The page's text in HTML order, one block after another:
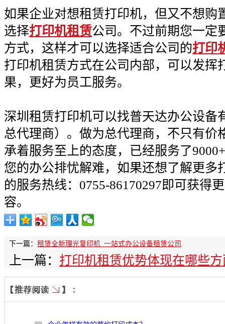
如果企业对想租赁打印机，但又不想购
选择打印机租赁公司。不过前期您一定
方式，这样才可以选择适合公司的打印
打印机租赁方式在公司内部，可以发挥
果，更好为员工服务。
深圳租赁打印机可以找普天达办公设备
总代理商）。做为总代理商，不只有价
承着服务至上的态度，已经服务了
您的办公排忧解难，如果还想了解更多
的服务热线：0755-86170297即可获得
容。
下一篇： 租赁全新理光复印机_一站式办公设备租赁公司
上一篇： 打印机租赁优势体现在哪些